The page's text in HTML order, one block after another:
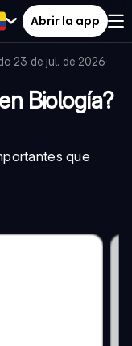
Abrir la app
23 de jul. de 2026·
Biología?
que